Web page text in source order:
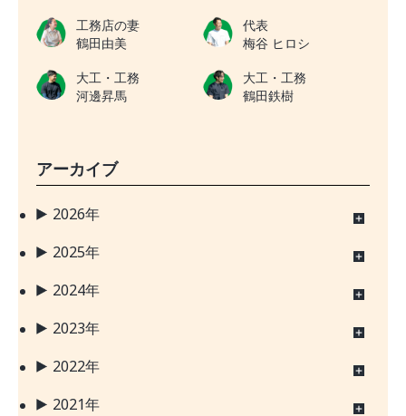
工務店の妻
鶴田由美
代表
梅谷 ヒロシ
大工・工務
河邊昇馬
大工・工務
鶴田鉄樹
アーカイブ
2026年
2025年
2024年
2023年
2022年
2021年